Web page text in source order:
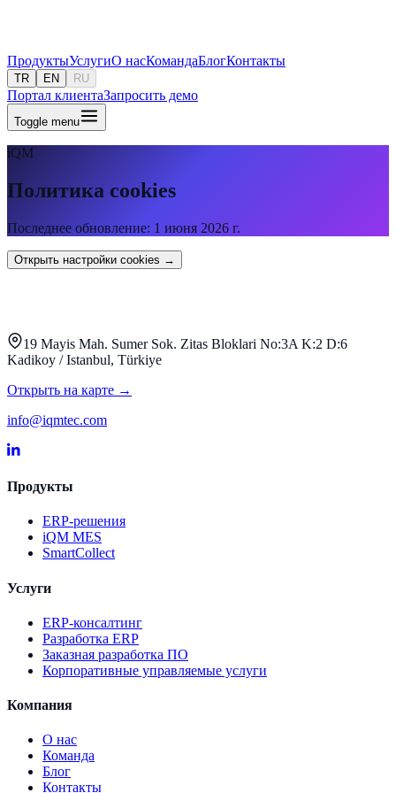
ПродуктыУслугиО насКомандаБлогКонтакты
TR EN RU
Портал клиентаЗапросить демо
Toggle menu
iQM
Политика cookies
Последнее обновление: 1 июня 2026 г.
Открыть настройки cookies →
19 Mayis Mah. Sumer Sok. Zitas Bloklari No:3A K:2 D:6
Kadikoy / Istanbul, Türkiye
Открыть на карте →
info@iqmtec.com
Продукты
ERP-решения
iQM MES
SmartCollect
Услуги
ERP-консалтинг
Разработка ERP
Заказная разработка ПО
Корпоративные управляемые услуги
Компания
О нас
Команда
Блог
Контакты